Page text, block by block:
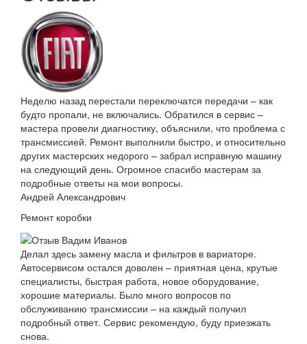
Неделю назад перестали переключатся передачи – как
будто пропали, не включались. Обратился в сервис –
мастера провели диагностику, объяснили, что проблема с
трансмиссией. Ремонт выполнили быстро, и относительно
других мастерских недорого – забрал исправную машину
на следующий день. Огромное спасибо мастерам за
подробные ответы на мои вопросы.
Андрей Александрович
Ремонт коробки
Делал здесь замену масла и фильтров в вариаторе.
Автосервисом остался доволен – приятная цена, крутые
специалисты, быстрая работа, новое оборудование,
хорошие материалы. Было много вопросов по
обслуживанию трансмиссии – на каждый получил
подробный ответ. Сервис рекомендую, буду приезжать
снова.